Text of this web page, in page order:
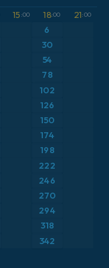
15 :00 18:00 21:00
6
30
54
78
102
126
150
174
198
222
246
270
294
318
342